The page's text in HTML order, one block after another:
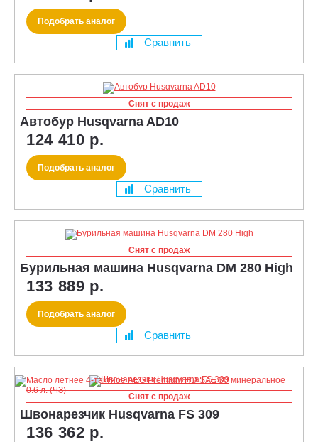
Подобрать аналог
Сравнить
Снят с продаж
Автобур Husqvarna AD10
124 410 р.
Подобрать аналог
Сравнить
Снят с продаж
Бурильная машина Husqvarna DM 280 High
133 889 р.
Подобрать аналог
Сравнить
Снят с продаж
Швонарезчик Husqvarna FS 309
136 362 р.